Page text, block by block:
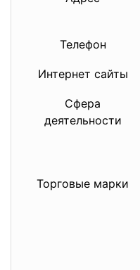
Телефон
Интернет сайты
Сфера
деятельности
Торговые марки